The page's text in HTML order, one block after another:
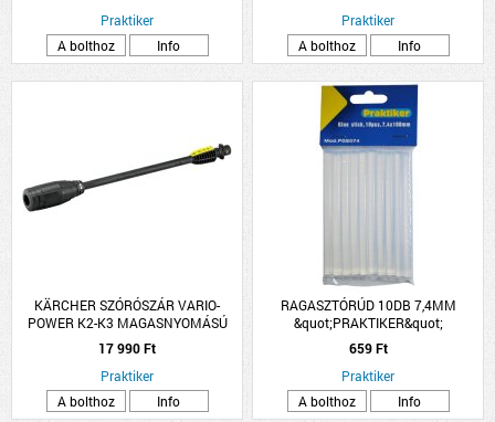
Praktiker
A bolthoz
Info
Praktiker
A bolthoz
Info
KÄRCHER SZÓRÓSZÁR VARIO-
POWER K2-K3 MAGASNYOMÁSÚ
MOSÓHOZ
17 990 Ft
Praktiker
A bolthoz
Info
RAGASZTÓRÚD 10DB 7,4MM
&quot;PRAKTIKER&quot;
659 Ft
Praktiker
A bolthoz
Info